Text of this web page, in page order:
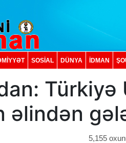
SOSIAL DÜNYA İDMAN
əlindən
5,155